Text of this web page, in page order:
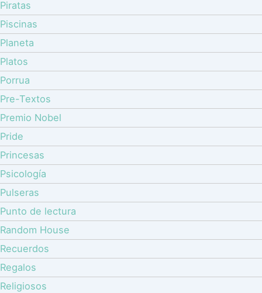
Piratas
Piscinas
Planeta
Platos
Porrua
Pre-Textos
Premio Nobel
Pride
Princesas
Psicología
Pulseras
Punto de lectura
Random House
Recuerdos
Regalos
Religiosos